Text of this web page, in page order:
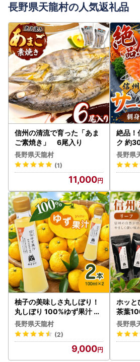
長野県天龍村の人気返礼品
信州の清流で育った「あま
ご素焼き」 6尾入り
長野県天龍村
(1)
11,000
絶品！
ク 約
天龍村
長野県
柚子の美味しさ丸しぼり！
丸しぼり 100%ゆず果汁 2
本セット
長野県天龍村
(2)
9,000
ホッと
茶葉
フ
長野県